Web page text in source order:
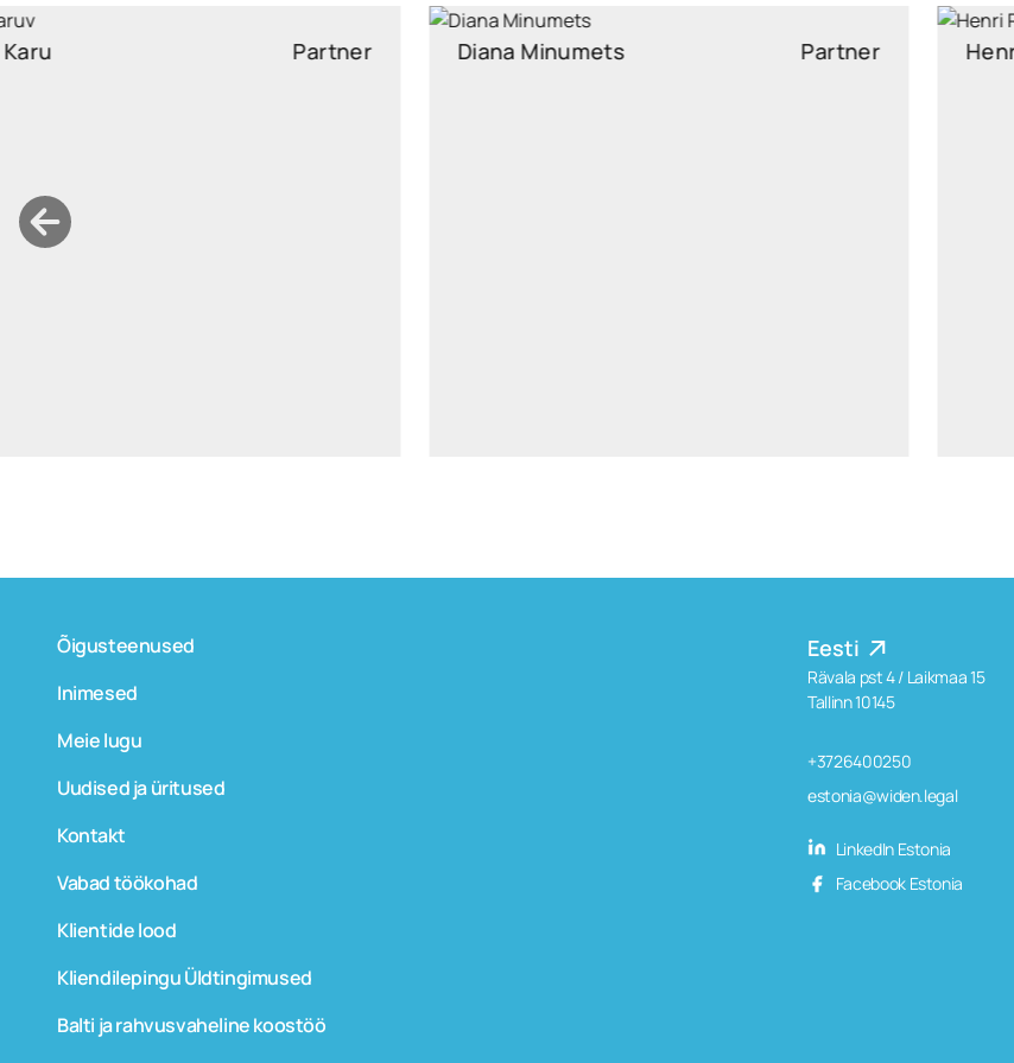
Partner Henri Ratnik Partner
Eesti
Rävala pst 4 / Laikmaa 15
Tallinn 10145
+3726400250
estonia@widen.legal
LinkedIn Estonia
Facebook Estonia
Õigusteenused
Inimesed
Meie lugu
Uudised ja üritused
Kontakt
Vabad töökohad
Klientide lood
Kliendilepingu Üldtingimused
Balti ja rahvusvaheline koostöö